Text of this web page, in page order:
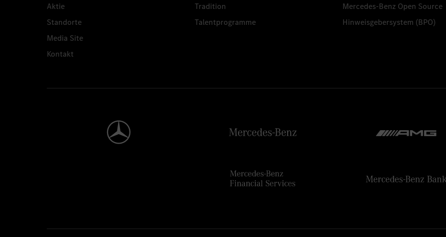
Aktie
Standorte
Media Site
Kontakt
Tradition
Talentprogramme
Mercedes-Benz Open Source
Hinweisgebersystem (BPO)